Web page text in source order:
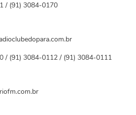
/ (91) 3084-0170
/ (91) 3084-0112 / (91) 3084-0111